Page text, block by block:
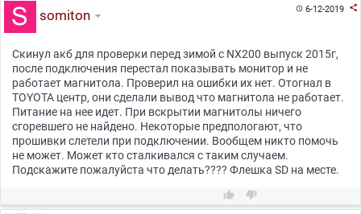
6-12-2019 
somiton
Скинул акб для проверки перед зимой с NX200 выпуск 2015г,
после подключения перестал показывать монитор и не
работает магнитола. Проверил на ошибки их нет. Отогнал в
TOYOTA центр, они сделали вывод что магнитола не работает.
Питание на нее идет. При вскрытии магнитолы ничего
сгоревшего не найдено. Некоторые предпологают, что
прошивки слетели при подключении. Вообщем никто помочь
не может. Может кто сталкивался с таким случаем.
Подскажите пожалуйста что делать???? Флешка SD на месте.
 